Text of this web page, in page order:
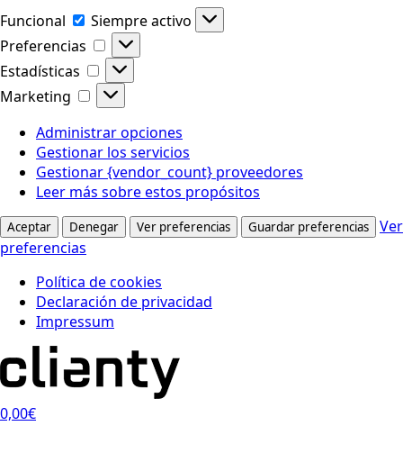
Funcional
Funcional
Siempre activo
Preferencias
Preferencias
Estadísticas
Estadísticas
Marketing
Marketing
Administrar opciones
Gestionar los servicios
Gestionar {vendor_count} proveedores
Leer más sobre estos propósitos
Aceptar Denegar Ver preferencias Guardar preferencias
Ver
preferencias
Política de cookies
Declaración de privacidad
Impressum
0,00€